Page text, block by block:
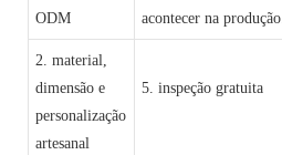
ODM
acontecer na produção.
2. material,
dimensão e
personalização
artesanal
5. inspeção gratuita